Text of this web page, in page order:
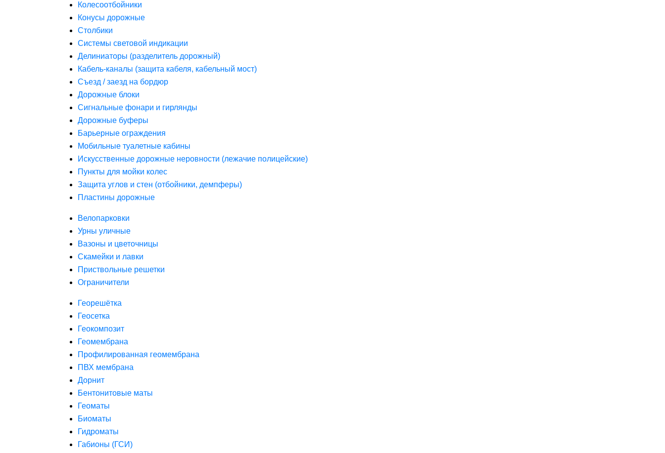
Колесоотбойники
Конусы дорожные
Столбики
Системы световой индикации
Делиниаторы (разделитель дорожный)
Кабель-каналы (защита кабеля, кабельный мост)
Съезд / заезд на бордюр
Дорожные блоки
Сигнальные фонари и гирлянды
Дорожные буферы
Барьерные ограждения
Мобильные туалетные кабины
Искусственные дорожные неровности (лежачие полицейские)
Пункты для мойки колес
Защита углов и стен (отбойники, демпферы)
Пластины дорожные
Велопарковки
Урны уличные
Вазоны и цветочницы
Скамейки и лавки
Приствольные решетки
Ограничители
Георешётка
Геосетка
Геокомпозит
Геомембрана
Профилированная геомембрана
ПВХ мембрана
Дорнит
Бентонитовые маты
Геоматы
Биоматы
Гидроматы
Габионы (ГСИ)